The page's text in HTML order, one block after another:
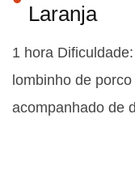
Laranja
1 hora
lombinho de
acompanhado de